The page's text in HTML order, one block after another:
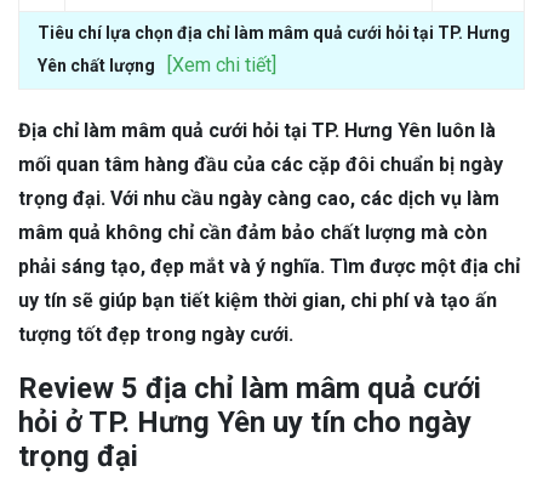
Tiêu chí lựa chọn địa chỉ làm mâm quả cưới hỏi tại TP. Hưng
Yên chất lượng
[Xem chi tiết]
Địa chỉ làm mâm quả cưới hỏi tại TP. Hưng Yên luôn là
mối quan tâm hàng đầu của các cặp đôi chuẩn bị ngày
trọng đại. Với nhu cầu ngày càng cao, các dịch vụ làm
mâm quả không chỉ cần đảm bảo chất lượng mà còn
phải sáng tạo, đẹp mắt và ý nghĩa. Tìm được một địa chỉ
uy tín sẽ giúp bạn tiết kiệm thời gian, chi phí và tạo ấn
tượng tốt đẹp trong ngày cưới.
Review 5 địa chỉ làm mâm quả cưới
hỏi ở TP. Hưng Yên uy tín cho ngày
trọng đại